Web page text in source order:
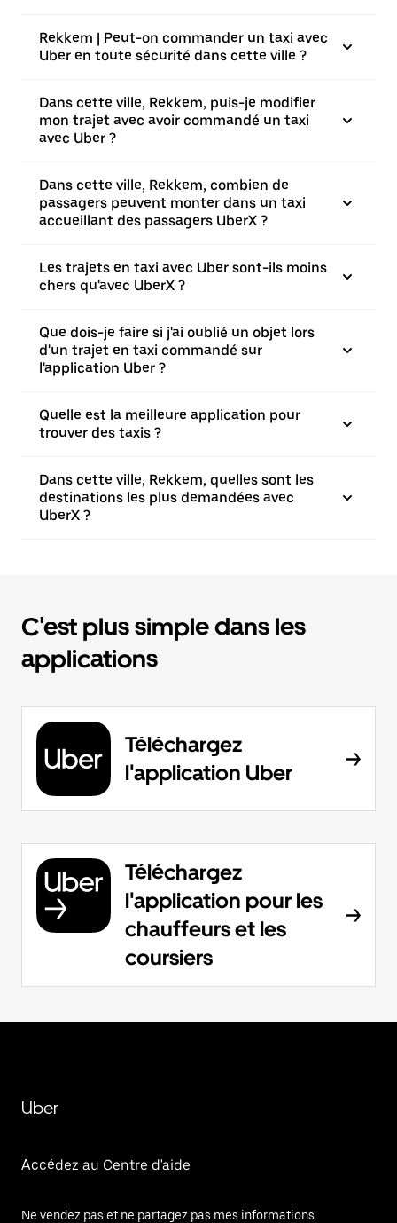
Rekkem | Peut-on commander un taxi avec
Uber en toute sécurité dans cette ville ?
Dans cette ville, Rekkem, puis-je modifier
mon trajet avec avoir commandé un taxi
avec Uber ?
Dans cette ville, Rekkem, combien de
passagers peuvent monter dans un taxi
accueillant des passagers UberX ?
Les trajets en taxi avec Uber sont-ils moins
chers qu'avec UberX ?
Que dois-je faire si j'ai oublié un objet lors
d'un trajet en taxi commandé sur
l'application Uber ?
Quelle est la meilleure application pour
trouver des taxis ?
Dans cette ville, Rekkem, quelles sont les
destinations les plus demandées avec
UberX ?
C'est plus simple dans les
applications
Téléchargez
l'application Uber
Téléchargez
l'application pour les
chauffeurs et les
coursiers
Uber
Accédez au Centre d'aide
Ne vendez pas et ne partagez pas mes informations